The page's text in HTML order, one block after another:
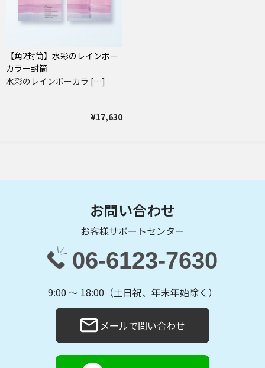
【角2封筒】水彩のレインボー
カラー封筒
水彩のレインボーカラ […]
¥17,630
お問い合わせ
お客様サポートセンター
06-6123-7630
9:00 〜 18:00（土日祝、年末年始除く）
メールで問い合わせ